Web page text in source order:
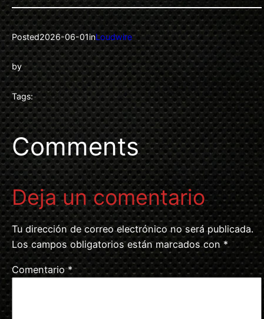
Posted2026-06-01inLoudwire
by
Tags:
Comments
Deja un comentario
Tu dirección de correo electrónico no será publicada.
Los campos obligatorios están marcados con *
Comentario*